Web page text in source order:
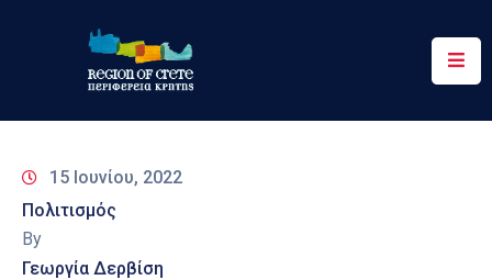
Περιφέρεια
&
Δράσεις
15 Ιουνίου, 2022
Πολιτισμός
By
Γεωργία Δερβίση